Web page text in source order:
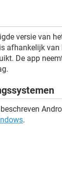
versie van
afhankelijk
De app
.